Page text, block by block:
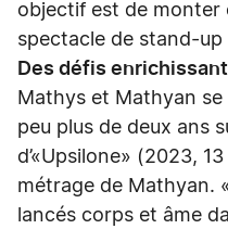
objectif est de monter
spectacle de stand-up
Des défis
Mathys et Mathyan
peu plus de deux ans
d’«Upsilone» (2023,
métrage de Mathyan.
lancés corps et âme